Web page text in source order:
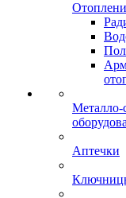
Металло-
Аптечки